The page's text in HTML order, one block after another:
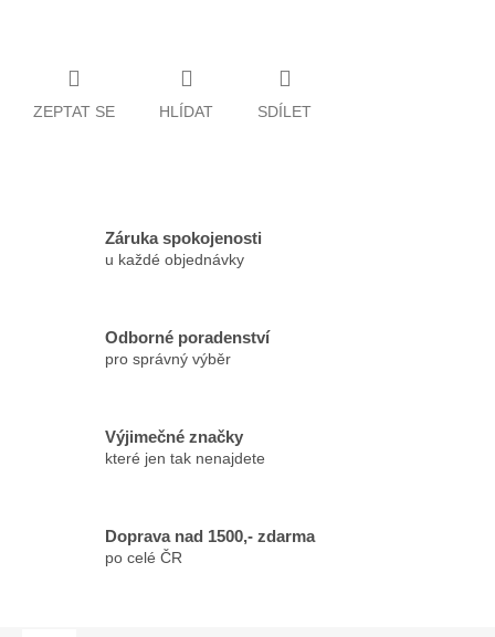
ZEPTAT SE HLÍDAT SDÍLET
Záruka spokojenosti
u každé objednávky
Odborné poradenství
pro správný výběr
Výjimečné značky
které jen tak nenajdete
Doprava nad 1500,- zdarma
po celé ČR